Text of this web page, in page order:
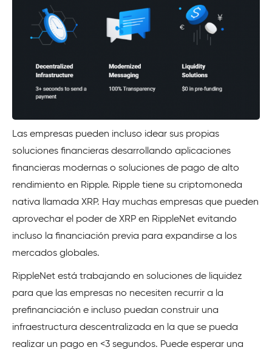
Las empresas pueden incluso idear sus propias
soluciones financieras desarrollando aplicaciones
financieras modernas o soluciones de pago de alto
rendimiento en Ripple. Ripple tiene su criptomoneda
nativa llamada XRP. Hay muchas empresas que pueden
aprovechar el poder de XRP en RippleNet evitando
incluso la financiación previa para expandirse a los
mercados globales.
RippleNet está trabajando en soluciones de liquidez
para que las empresas no necesiten recurrir a la
prefinanciación e incluso puedan construir una
infraestructura descentralizada en la que se pueda
realizar un pago en <3 segundos. Puede esperar una